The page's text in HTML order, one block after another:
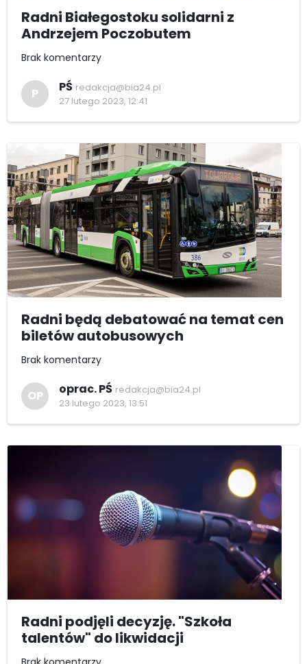
Radni Białegostoku solidarni z
Andrzejem Poczobutem
Brak komentarzy
P PŚ redakcja@bia24.pl
27 lutego 2023, 12:41
Radni będą debatować na temat cen
biletów autobusowych
Brak komentarzy
OP oprac. PŚ redakcja@bia24.pl
23 lutego 2023, 13:51
Radni podjęli decyzję. "Szkoła
talentów" do likwidacji